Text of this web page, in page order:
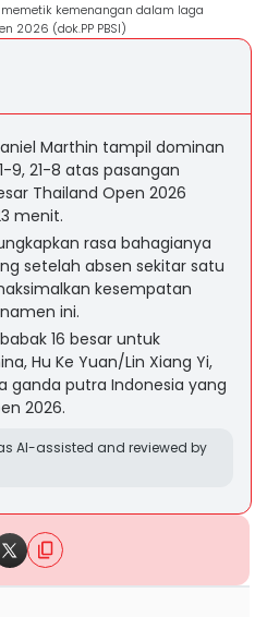
kemenangan dalam laga
2026 (dok.PP PBSI)
Marthin tampil dominan
9, 21-8 atas pasangan
Thailand Open 2026
menit.
rasa bahagianya
setelah absen sekitar satu
kesempatan
ini.
16 besar untuk
Hu Ke Yuan/Lin Xiang Yi,
ganda putra Indonesia yang
2026.
AI-assisted and reviewed by